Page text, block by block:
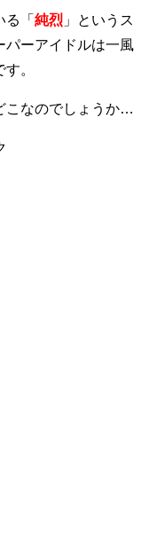
「 純烈 」というス
パーアイドルは一風
。
こなのでしょうか…